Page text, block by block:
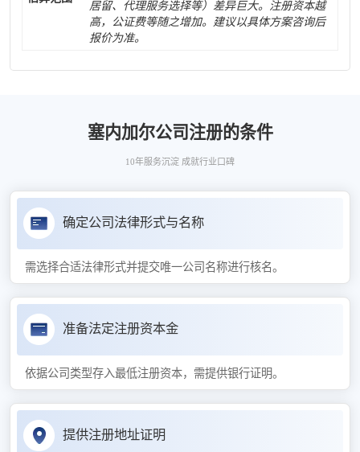
居留、代理服务选择等）差异巨大。注册资本越
高，公证费等随之增加。建议以具体方案咨询后
报价为准。
塞内加尔公司注册的条件
10年服务沉淀 成就行业口碑
确定公司法律形式与名称
需选择合适法律形式并提交唯一公司名称进行核名。
准备法定注册资本金
依据公司类型存入最低注册资本，需提供银行证明。
提供注册地址证明